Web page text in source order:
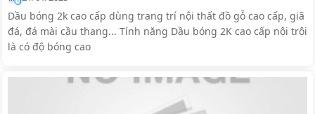
Dầu bóng 2k cao cấp dùng trang trí nội thất đồ gỗ cao cấp, giã
đá, đá mài cầu thang... Tính năng Dầu bóng 2K cao cấp nội trội
là có độ bóng cao